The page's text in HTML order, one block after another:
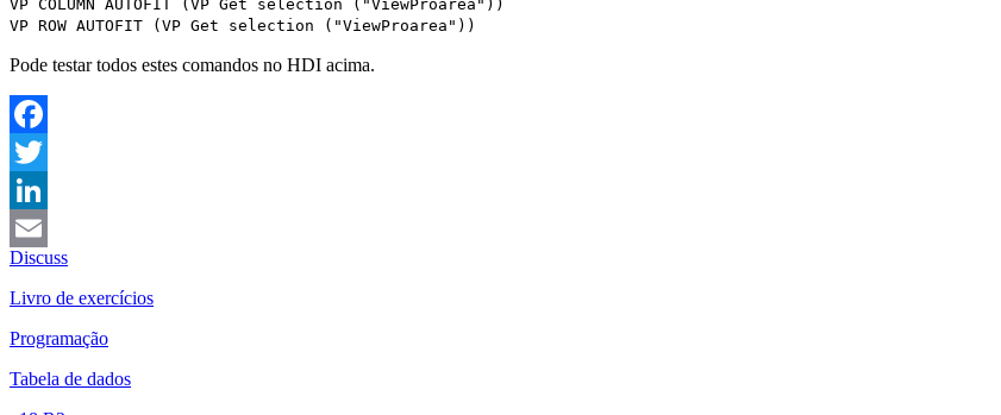
VP COLUMN AUTOFIT ( VP Get selection ("ViewProarea"))
VP ROW AUTOFIT ( VP Get selection ("ViewProarea"))
Pode testar todos estes comandos no HDI acima.
Facebook
Twitter
LinkedIn
Email
Discuss
Livro de exercícios
Programação
Tabela de dados